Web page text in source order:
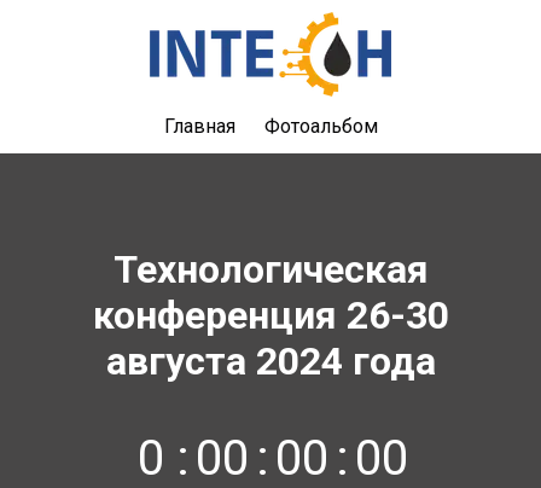
Главная Фотоальбом
Технологическая
конференция 26-30
августа 2024 года
0 : 00 : 00 : 00